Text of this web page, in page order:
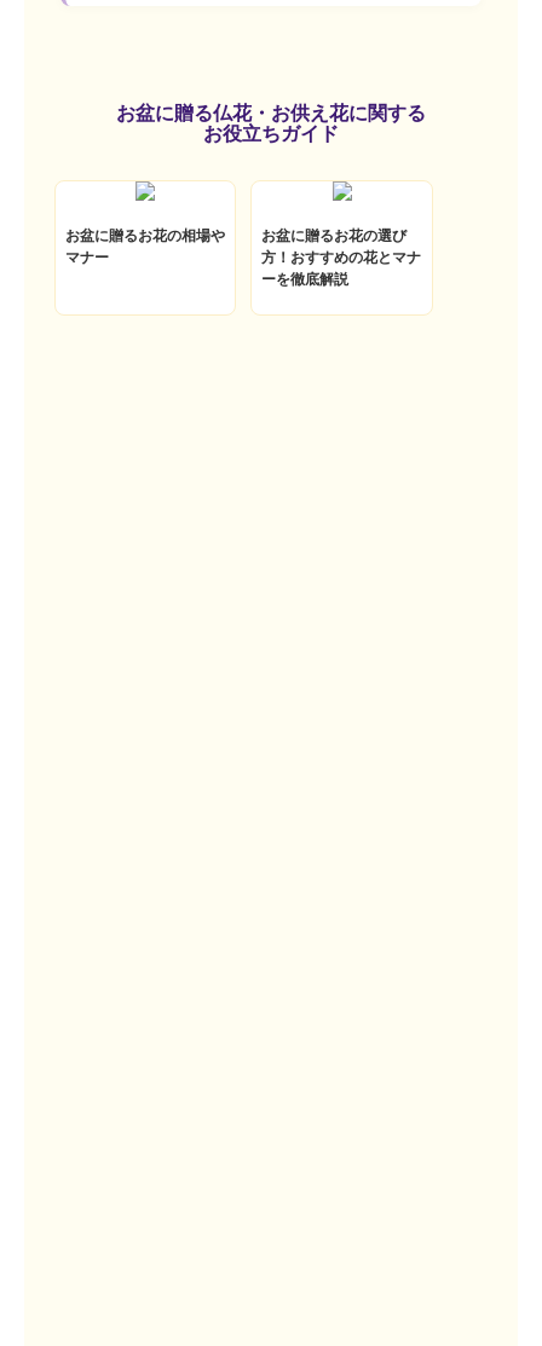
お盆に贈る仏花・お供え花に関する
お役立ちガイド
お盆に贈るお花の相場や
マナー
お盆に贈るお花の選び
方！おすすめの花とマナ
ーを徹底解説